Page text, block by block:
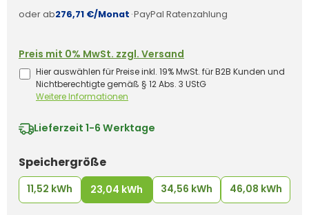
oder ab276,71 €/Monat ·PayPal Ratenzahlung
Preis mit 0% MwSt. zzgl. Versand
Hier auswählen für Preise inkl. 19% MwSt. für B2B Kunden und
Nichtberechtigte gemäß § 12 Abs. 3 UStG
Weitere Informationen
Lieferzeit 1-6 Werktage
Speichergrößeauswählen
11,52 kWh 23,04 kWh 34,56 kWh 46,08 kWh